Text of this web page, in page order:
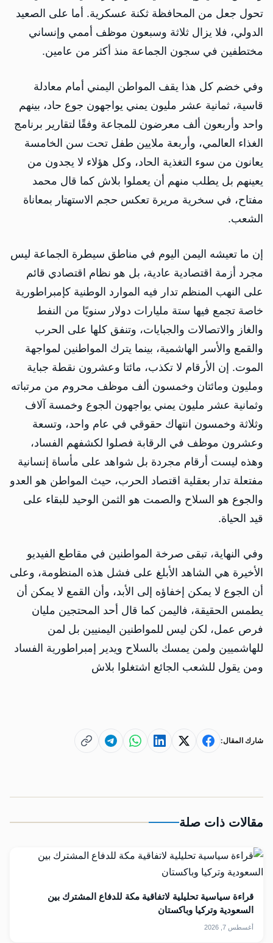
تحول جعل من المحافظة ثكنة عسكرية. أما على الصعيد
الدولي، فلا يزال ثلاثة وسبعون موظف أممي وإنساني
مختطفين في سجون الجماعة منذ أكثر من عامين.
وفي خضم كل هذا يقف المواطن اليمني أمام معادلة
قاسية، ثمانية عشر مليون يمني يواجهون جوع حاد، بينهم
واحد وأربعون ألف معرضون للمجاعة وفقًا لتقارير برنامج
الغذاء العالمي، وأربعة ملايين طفل تحت سن الخامسة
يعانون من سوء التغذية الحاد، وكل هؤلاء لا يجدون من
يعينهم بل يطلب منهم أن يعملوا بلاش كما قال محمد
مفتاح، في سخرية مريرة تعكس حجم الاستهتار بمعاناة
الشعب.
إن ما تعيشه اليمن اليوم في مناطق سيطرة الجماعة ليس
مجرد أزمة اقتصادية عادية، بل هو نظام اقتصادي قائم
على النهب المنظم تدار فيه الموارد الوطنية كإمبراطورية
خاصة تجمع فيها ستة مليارات دولار سنويًا من النفط
والغاز والاتصالات والجبايات، وتنفق كلها على الحرب
والقمع والأسر الهاشمية، بينما يترك المواطنين لمواجهة
الموت. إن الأرقام لا تكذب، مائتا وعشرون نقطة جباية
ومليون ومائتان وخمسون ألف موظف محروم من مرتباته
وثمانية عشر مليون يمني يواجهون الجوع وخمسة آلاف
وثلاثة وخمسون انتهاك حقوقي في عام واحد، وتسعة
وعشرون موظف في الرقابة فصلوا لكشفهم الفساد،
وهذه ليست أرقام مجردة بل شواهد على مأساة إنسانية
مفتعلة تدار بعقلية اقتصاد الحرب، حيث المواطن هو العدو
والجوع هو السلاح والصمت هو الثمن الوحيد للبقاء على
قيد الحياة.
وفي النهاية، تبقى صرخة المواطنين في مقاطع الفيديو
الأخيرة هي الشاهد الأبلغ على فشل هذه المنظومة، وعلى
أن الجوع لا يمكن إخفاؤه إلى الأبد، وأن القمع لا يمكن أن
يطمس الحقيقة، فاليمن كما قال أحد المحتجين مليان
فرص عمل، لكن ليس للمواطنين اليمنيين بل لمن
للهاشميين ولمن يمسك بالسلاح ويدير إمبراطورية الفساد
ومن يقول للشعب الجائع اشتغلوا بلاش
شارك المقال:
مقالات ذات صلة
قراءة سياسية تحليلية لاتفاقية مكة للدفاع المشترك بين
السعودية وتركيا وباكستان
أغسطس 7, 2026